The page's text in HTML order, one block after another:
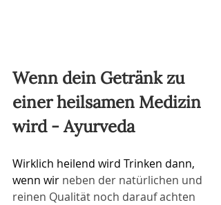
Wenn dein Getränk zu
einer heilsamen Medizin
wird - Ayurveda
Wirklich heilend wird Trinken dann,
wenn wir ​neben der natürlichen und
reinen Qualität noch darauf achten